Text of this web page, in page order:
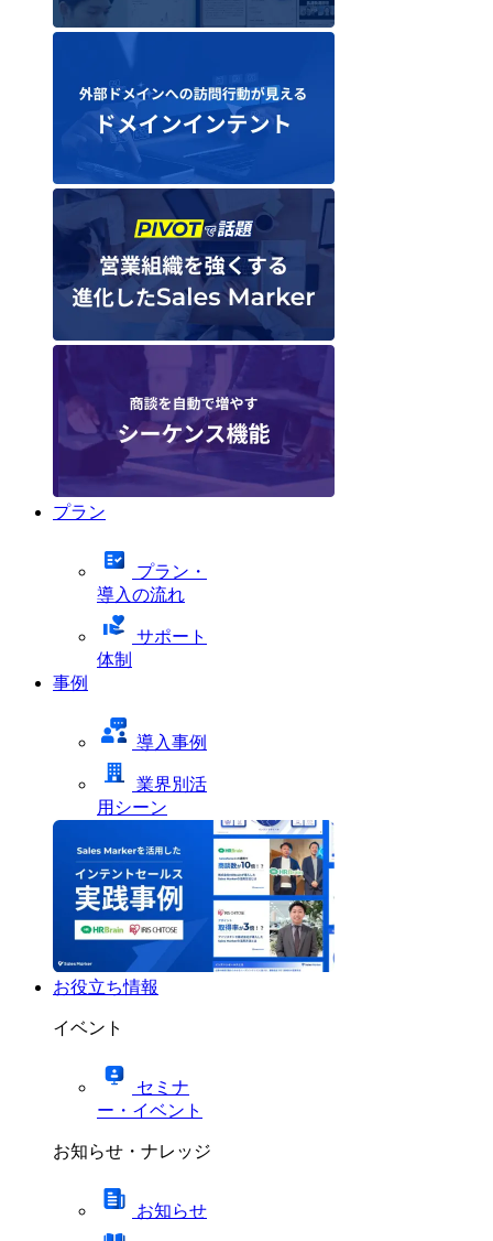
プラン
プラン・
導入の流れ
サポート
体制
事例
導入事例
業界別活
用シーン
お役立ち情報
イベント
セミナ
ー・イベント
お知らせ・ナレッジ
お知らせ